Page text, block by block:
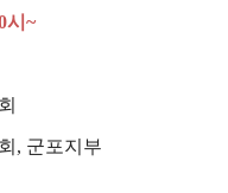
시 ~
, 군포지부